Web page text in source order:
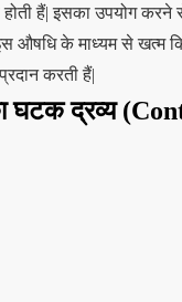
हैं| इसका उपयोग करने से
औषधि के माध्यम से खत्म
करती हैं|
घटक द्रव्य